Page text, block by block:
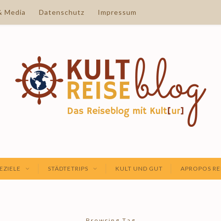
Media Datenschutz Impressum
STÄDTETRIPS KULT UND GUT APROPOS